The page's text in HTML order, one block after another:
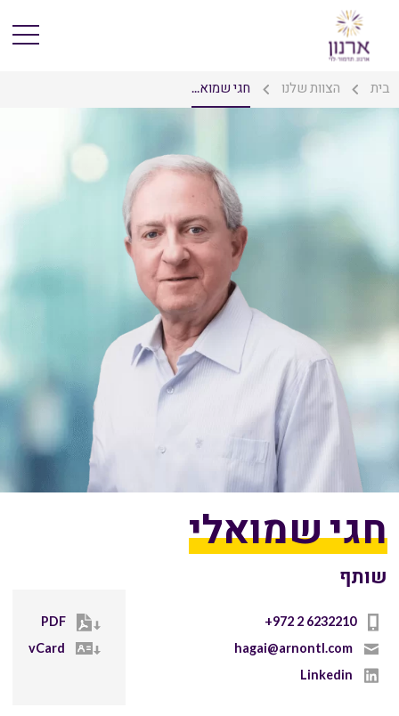
בית הצוות שלנו חגי שמוא...
חגי שמואלי
שותף
+972 2 6232210
hagai@arnontl.com
Linkedin
PDF
vCard